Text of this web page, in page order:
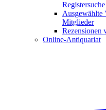
Ausgewählte
Mitglieder
Rezensionen
Online-Antiquariat